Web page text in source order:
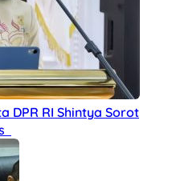
DPR RI Shintya Sorot